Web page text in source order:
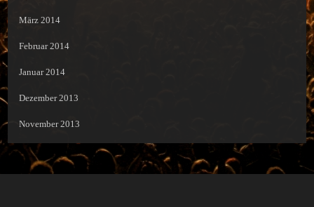
März 2014
Februar 2014
Januar 2014
Dezember 2013
November 2013